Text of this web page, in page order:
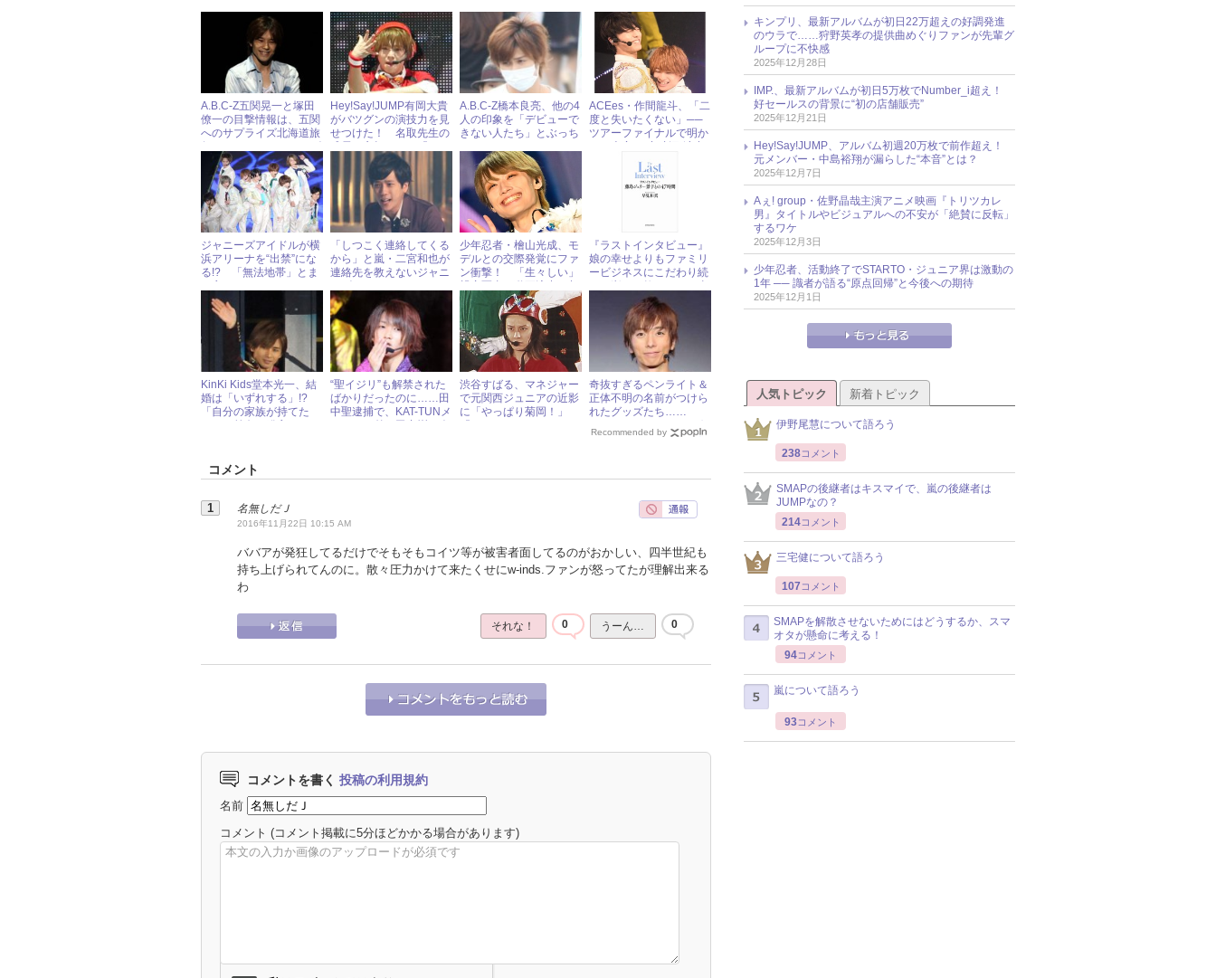
A.B.C-Z五関晃一と塚田
僚一の目撃情報は、五関
へのサプライズ北海道旅
研究会
Hey!Say!JUMP有岡大貴
がバツグンの演技力を見
せつけた！ 名取先生の
ド・ブルー』第5話
A.B.C-Z橋本良亮、他の4
人の印象を「デビューで
きない人たち」とぶっち
ACEes・作間龍斗、「二
度と失いたくない」──
ツアーファイナルで明か
にファン騒然 « ジャニー
ジャニーズアイドルが横
浜アリーナを“出禁”にな
る!? 「無法地帯」とま
の酷さ
「しつこく連絡してくる
から」と嵐・二宮和也が
連絡先を教えないジャニ
少年忍者・檜山光成、モ
デルとの交際発覚にファ
ン衝撃！ 「生々しい」
手とは？ « ジャニーズ研
究会
『ラストインタビュー』
娘の幸せよりもファミリ
ービジネスにこだわり続
多川氏 « ジャニーズ研究
KinKi Kids堂本光一、結
婚は「いずれする」!?
「自分の家族が持てた
“聖イジリ”も解禁された
ばかりだったのに……田
中聖逮捕で、KAT-TUNメ
渋谷すばる、マネジャー
で元関西ジュニアの近影
に「やっぱり菊岡！」
奇抜すぎるペンライト＆
正体不明の名前がつけら
れたグッズたち……
A.B.C-Zのコンサートグ
ッズが今年も話題！
Recommended by
コメント
名無しだＪ
2016年11月22日 10:15 AM
ババアが発狂してるだけでそもそもコイツ等が被害者面してるのがおかしい、四半世紀も
持ち上げられてんのに。散々圧力かけて来たくせにw-inds.ファンが怒ってたが理解出来る
わ
それな！ 0 うーん… 0
コメントを書く 投稿の利用規約
名前
コメント (コメント掲載に5分ほどかかる場合があります)
キンプリ、最新アルバムが初日22万超えの好調発進
のウラで……狩野英孝の提供曲めぐりファンが先輩グ
ループに不快感
2025年12月28日
IMP.、最新アルバムが初日5万枚でNumber_i超え！
好セールスの背景に“初の店舗販売”
2025年12月21日
Hey!Say!JUMP、アルバム初週20万枚で前作超え！
元メンバー・中島裕翔が漏らした“本音”とは？
2025年12月7日
Aぇ! group・佐野晶哉主演アニメ映画『トリツカレ
男』タイトルやビジュアルへの不安が「絶賛に反転」
するワケ
2025年12月3日
少年忍者、活動終了でSTARTO・ジュニア界は激動の
1年 ── 識者が語る“原点回帰”と今後への期待
2025年12月1日
人気トピック 新着トピック
伊野尾慧について語ろう
238コメント
SMAPの後継者はキスマイで、嵐の後継者は
JUMPなの？
214コメント
三宅健について語ろう
107 コメント
SMAPを解散させないためにはどうするか、スマ
オタが懸命に考える！
94コメント
嵐について語ろう
93コメント